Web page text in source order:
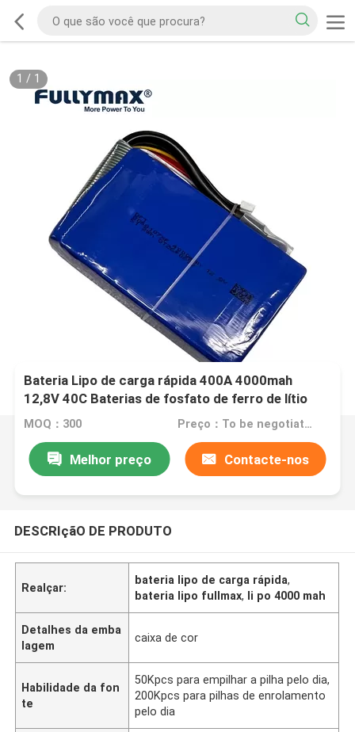
1 / 1
Bateria Lipo de carga rápida 400A 4000mah
12,8V 40C Baterias de fosfato de ferro de lítio
Power Bank
MOQ：300 Preço：To be negotiated
Melhor preço Contacte-nos
DESCRIçãO DE PRODUTO
Realçar:
bateria lipo de carga rápida,
bateria lipo fullmax, li po 4000 mah
Detalhes da emba
lagem
caixa de cor
Habilidade da fon
te
50Kpcs para empilhar a pilha pelo dia,
200Kpcs para pilhas de enrolamento
pelo dia